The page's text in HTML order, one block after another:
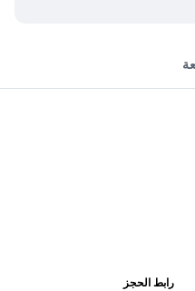
رابط الحجز